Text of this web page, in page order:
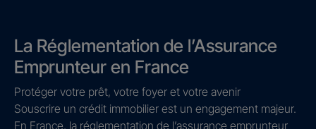
La Réglementation de l’Assurance
Emprunteur en France
Protéger votre prêt, votre foyer et votre avenir
Souscrire un crédit immobilier est un engagement majeur.
En France, la réglementation de l’assurance emprunteur